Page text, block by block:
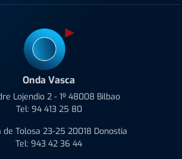
Onda Vasca
Lojendio 2 - 1º 48008 Bilbao
Tel: 94 413 25 80
de Tolosa 23-25 20018 Donostia
Tel: 943 42 36 44